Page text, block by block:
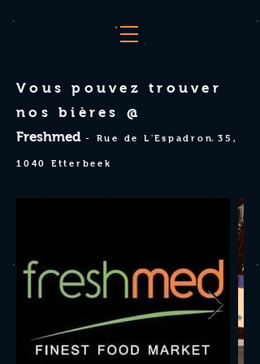
Vous pouvez trouver
nos bières @
Freshmed - Rue de L'Espadron 35,
1040 Etterbeek